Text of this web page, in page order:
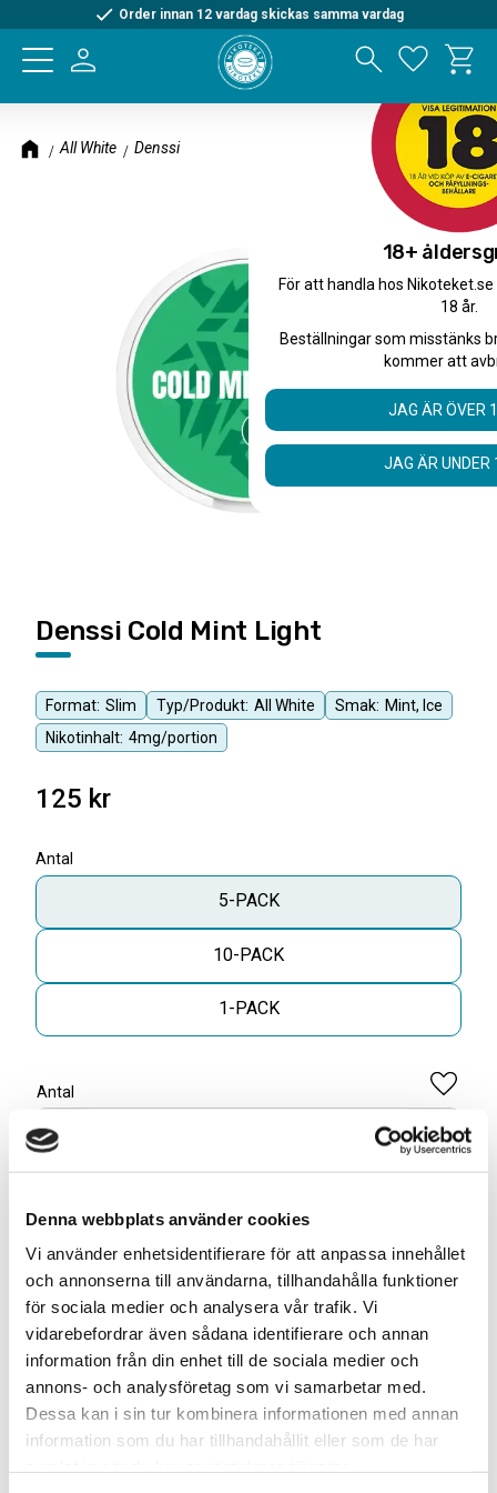
Denna webbplats använder cookies
Vi använder enhetsidentifierare för att anpassa innehållet
och annonserna till användarna, tillhandahålla funktioner
för sociala medier och analysera vår trafik. Vi
vidarebefordrar även sådana identifierare och annan
information från din enhet till de sociala medier och
annons- och analysföretag som vi samarbetar med.
Dessa kan i sin tur kombinera informationen med annan
information som du har tillhandahållit eller som de har
Meny
Order innan 12 vardag skickas samma vardag
All White Denssi
Format: Slim Typ/Produkt: All White Smak: Mint, Ice
Nikotinhalt: 4mg/portion
Denssi Cold Mint Light
125 kr
Antal
5-PACK
10-PACK
1-PACK
Antal
+
Lägg
ELLER
Skapa din egen 10-pack blandning* för
Lägg till denna smak i din anpassade blandning. Välj 10
olika smaker och få dem för ett specialpris!
18+
För att handla hos
18 år.
Beställningar som misstänks
kommer att
JAG ÄR ÖVER
JAG ÄR UNDER